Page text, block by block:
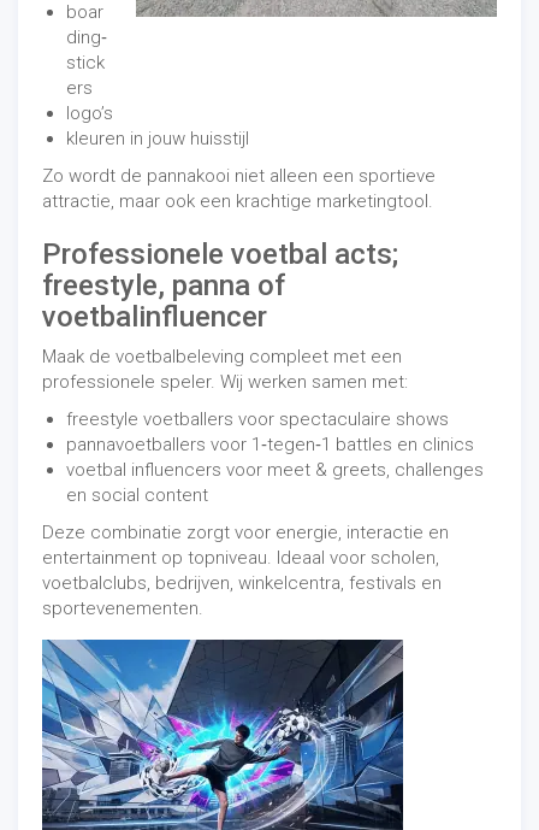
boar
ding‑
stick
ers
logo’s
kleuren in jouw huisstijl
Zo wordt de pannakooi niet alleen een sportieve
attractie, maar ook een krachtige marketingtool.
Professionele voetbal acts;
freestyle, panna of
voetbalinfluencer
Maak de voetbalbeleving compleet met een
professionele speler. Wij werken samen met:
freestyle voetballers voor spectaculaire shows
pannavoetballers voor 1‑tegen‑1 battles en clinics
voetbal influencers voor meet & greets, challenges
en social content
Deze combinatie zorgt voor energie, interactie en
entertainment op topniveau. Ideaal voor scholen,
voetbalclubs, bedrijven, winkelcentra, festivals en
sportevenementen.